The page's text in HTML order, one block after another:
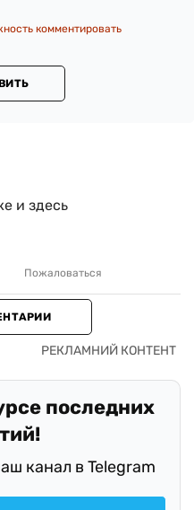
комментировать
и здесь
Пожаловаться
последних
канал в Telegram